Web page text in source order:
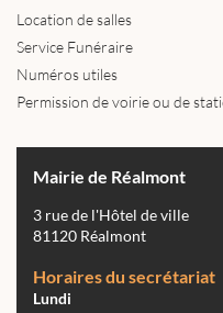
Location de salles
Service Funéraire
Numéros utiles
Permission de voirie ou de
Mairie de Réalmont
3 rue de l'Hôtel de ville
81120 Réalmont
Horaires du secrétariat
Lundi